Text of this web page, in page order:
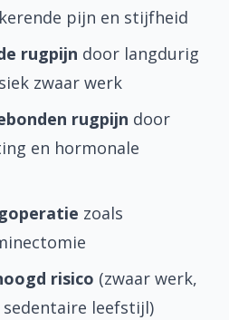
pijn en stijfheid
rugpijn door langdurig
zwaar werk
rugpijn door
en hormonale
zoals
risico (zwaar werk,
leefstijl)